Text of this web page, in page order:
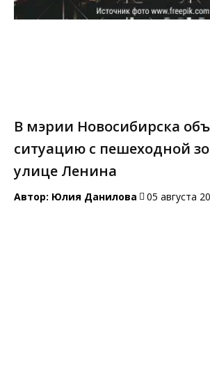
В мэрии Новосибирска
ситуацию с пешеходной
улице Ленина
Автор: Юлия Данилова 05 августа